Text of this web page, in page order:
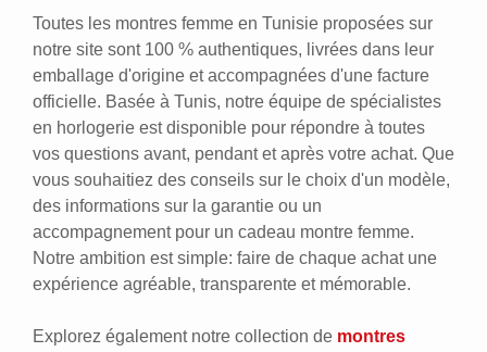
Toutes les montres femme en Tunisie proposées sur
notre site sont 100 % authentiques, livrées dans leur
emballage d'origine et accompagnées d'une facture
officielle. Basée à Tunis, notre équipe de spécialistes
en horlogerie est disponible pour répondre à toutes
vos questions avant, pendant et après votre achat. Que
vous souhaitiez des conseils sur le choix d'un modèle,
des informations sur la garantie ou un
accompagnement pour un cadeau montre femme.
Notre ambition est simple: faire de chaque achat une
expérience agréable, transparente et mémorable.
Explorez également notre collection de montres